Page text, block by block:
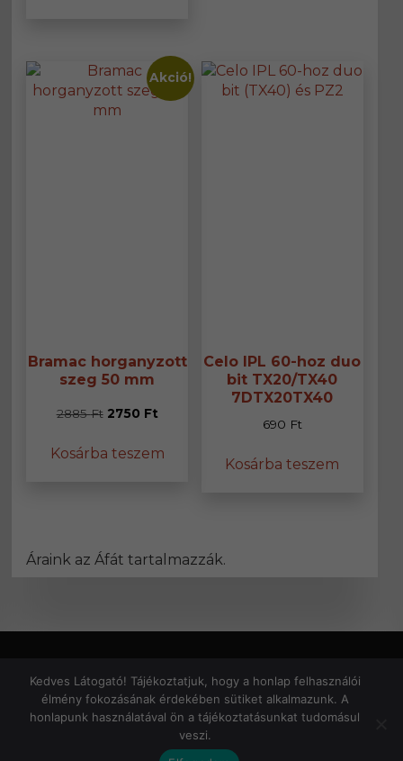
Akció!
Bramac horganyzott
szeg 50 mm
2885Ft Original
was:
2750 FtCurrent
is:
Kosárba teszem
Celo IPL 60-hoz duo
bit TX20/TX40
7DTX20TX40
690 Ft
Kosárba teszem
Áraink az Áfát tartalmazzák.
Általános Szerződési Feltételek
Bejelentkezés
© Copyright 2026 Geri az ács | All Rights Reserved. |
Designed by
ASSEMBLY
Kedves Látogató! Tájékoztatjuk, hogy a honlap felhasználói
élmény fokozásának érdekében sütiket alkalmazunk. A
honlapunk használatával ön a tájékoztatásunkat tudomásul
veszi.